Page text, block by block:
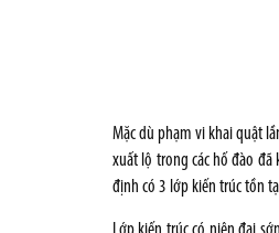
Mặc dù phạm vi khai quật
xuất lộ trong các hố đào
định có 3 lớp kiến trúc tồn